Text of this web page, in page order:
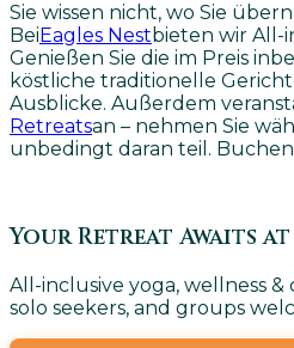
Sie wissen nicht, wo Sie
Bei Eagles Nestbieten wir All-
Genießen Sie die im Preis
köstliche traditionelle
Ausblicke. Außerdem
Retreatsan – nehmen Sie
unbedingt daran teil. Buchen
Your Retreat Awaits
All-inclusive yoga, wellness
solo seekers, and groups